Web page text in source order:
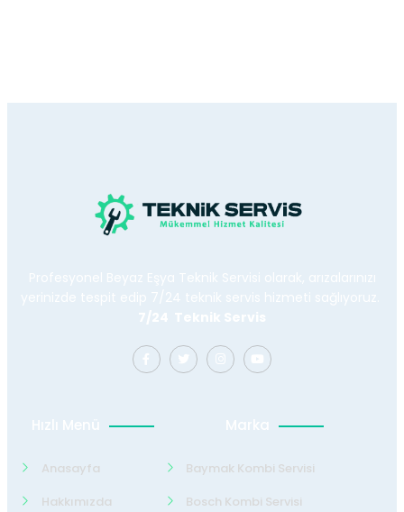
Profesyonel Beyaz Eşya Teknik Servisi olarak, arızalarınızı
yerinizde tespit edip 7/24 teknik servis hizmeti sağlıyoruz.
7/24 Teknik Servis
Hızlı Menü
Anasayfa
Hakkımızda
Marka
Baymak Kombi Servisi
Bosch Kombi Servisi